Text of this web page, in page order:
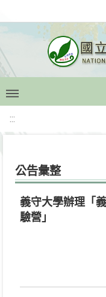
:::
公告彙整
義守大學辦理「
驗營」